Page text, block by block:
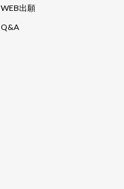
WEB出願
Q&A